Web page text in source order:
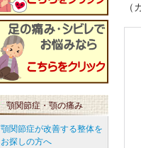
顎関節症・顎の痛み
顎関節症が改善する整体を
お探しの方へ